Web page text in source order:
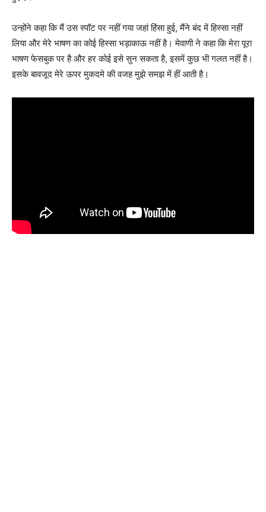
उन्होंने कहा कि मैं उस स्पॉट पर नहीं गया जहां हिंसा हुई, मैंने बंद में हिस्सा नहीं
लिया और मेरे भाषण का कोई हिस्सा भड़ाकाऊ नहीं है। मेवाणी ने कहा कि मेरा पूरा
भाषण फेसबुक पर है और हर कोई इसे सुन सकता है, इसमें कुछ भी गलत नहीं है।
इसके बावजूद मेरे ऊपर मुकदमे की वजह मुझे समझ में हीं आती है।